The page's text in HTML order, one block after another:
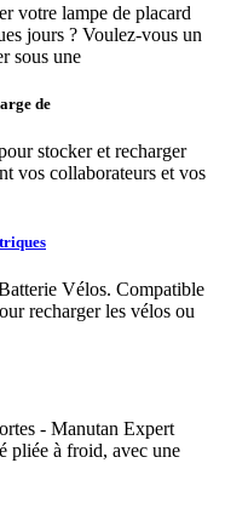
votre lampe de placard
jours ? Voulez-vous un
sous une
de
stocker et recharger
vos collaborateurs et vos
Vélos. Compatible
recharger les vélos ou
- Manutan Expert
pliée à froid, avec une